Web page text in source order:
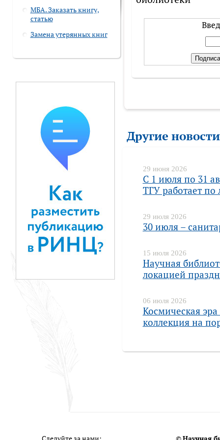
МБА. Заказать книгу,
статью
Замена утерянных книг
Другие новости
29 июня 2026
С 1 июля по 31
ТГУ работает
29 июля 2026
30 июля –
15 июля 2026
Научная
локацией
06 июля 2026
Космическая
коллекция на